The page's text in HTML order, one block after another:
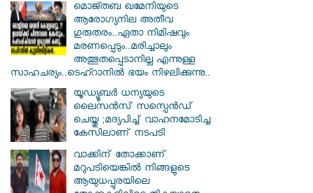
മൊജ്തബ ഖമേനിയുടെ
ആരോഗ്യനില അതീവ
ഗുരുതരം..ഏതാ നിമിഷവും
മരണപ്പെടും..മരിച്ചാലും
അത്ഭുതപ്പെടാനില്ല എന്നുള്ള
സാഹചര്യം..ടെഹ്റാനിൽ ഭയം നിഴലിക്കുന്നു..
യൂഡ്യൂബർ ധന്യയുടെ
ലൈസൻസ് സസ്പെൻഡ്
ചെയ്തു ;മദ്യപിച്ച് വാഹനമോടിച്ച
കേസിലാണ് നടപടി
വാക്കിന് തോക്കാണ്
മറുപടിയെങ്കിൽ നിങ്ങളുടെ
ആയുധപ്പുരയിലെ